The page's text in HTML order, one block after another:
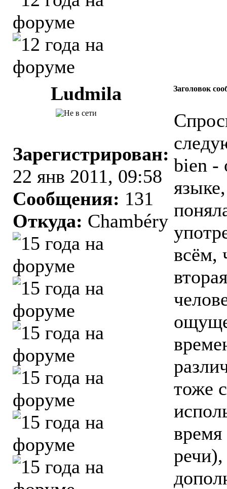
Ludmila Заголовок
Зарегистрирован:
22 янв 2011, 09:58
Сообщения: 131
Откуда: Chambéry
bien -
всём,
тоже
время
речи),